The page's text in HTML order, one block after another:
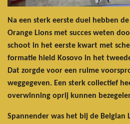
Na een sterk eerste duel hebben
Orange Lions met succes weten
schoot in het eerste kwart met
formatie hield Kosovo in het
Dat zorgde voor een ruime
weggegeven. Een sterk collectief
overwinning oprij kunnen
Spannender was het bij de Belgian